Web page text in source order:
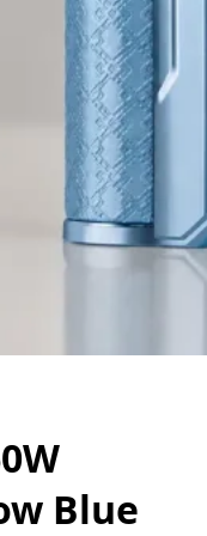
Blue